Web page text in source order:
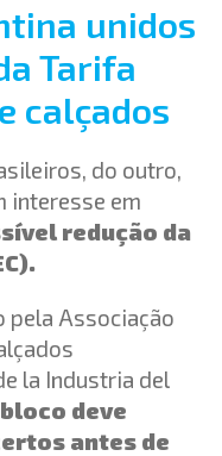
unidos
Tarifa
calçados
do outro,
interesse em
redução da
pela Associação
la Industria del
deve
antes de